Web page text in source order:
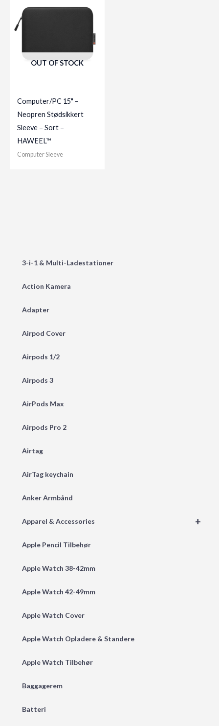
3-i-1 & Multi-Ladestationer
Action Kamera
Adapter
Airpod Cover
Airpods 1/2
Airpods 3
AirPods Max
Airpods Pro 2
Airtag
AirTag keychain
Anker Armbånd
+
Apparel & Accessories
Apple Pencil Tilbehør
Apple Watch 38-42mm
Apple Watch 42-49mm
Apple Watch Cover
Apple Watch Opladere & Standere
Apple Watch Tilbehør
Baggagerem
Batteri
OUT OF STOCK
Computer/PC 15" –
Neopren Stødsikkert
Sleeve – Sort –
HAWEEL™
Computer Sleeve